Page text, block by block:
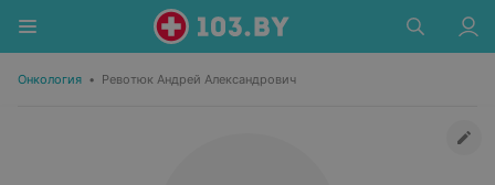
Онкология • Ревотюк Андрей Александрович